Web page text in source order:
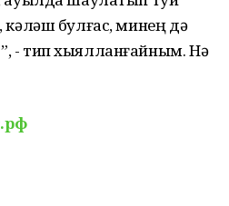
кәләш булғас, минең дә
- тип хыялланғайным. Нәҡ